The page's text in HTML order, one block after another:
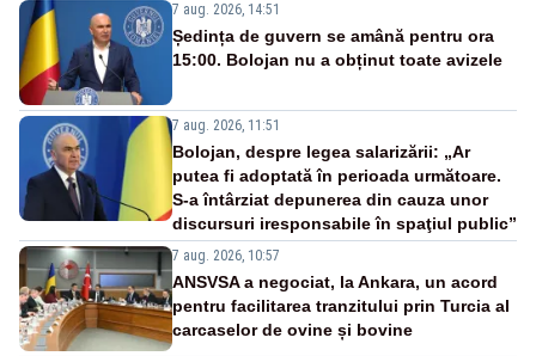
7 aug. 2026, 14:51
Ședința de guvern se amână pentru ora
15:00. Bolojan nu a obținut toate avizele
7 aug. 2026, 11:51
Bolojan, despre legea salarizării: „Ar
putea fi adoptată în perioada următoare.
S-a întârziat depunerea din cauza unor
discursuri iresponsabile în spaţiul public”
7 aug. 2026, 10:57
ANSVSA a negociat, la Ankara, un acord
pentru facilitarea tranzitului prin Turcia al
carcaselor de ovine și bovine